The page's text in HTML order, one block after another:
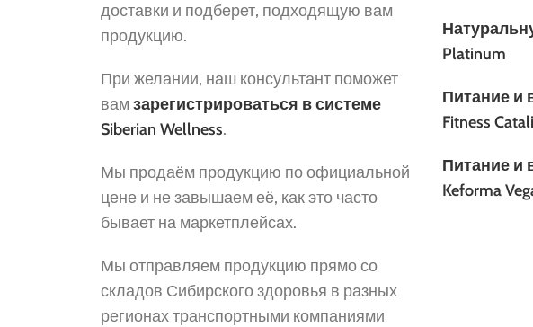
доставки и подберет, подходящую вам
продукцию.
При желании, наш консультант поможет
вам зарегистрироваться в системе
Siberian Wellness.
Мы продаём продукцию по официальной
цене и не завышаем её, как это часто
бывает на маркетплейсах.
Мы отправляем продукцию прямо со
складов Сибирского здоровья в разных
регионах транспортными компаниями
Platinum
Питание и
Fitness
Питание и
Keforma